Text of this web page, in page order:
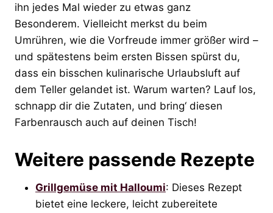
ihn jedes Mal wieder zu etwas ganz
Besonderem. Vielleicht merkst du beim
Umrühren, wie die Vorfreude immer größer wird –
und spätestens beim ersten Bissen spürst du,
dass ein bisschen kulinarische Urlaubsluft auf
dem Teller gelandet ist. Warum warten? Lauf los,
schnapp dir die Zutaten, und bring‘ diesen
Farbenrausch auch auf deinen Tisch!
Weitere passende Rezepte
Grillgemüse mit Halloumi: Dieses Rezept
bietet eine leckere, leicht zubereitete